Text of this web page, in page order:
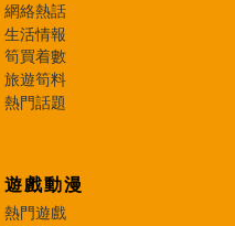
網絡熱話
生活情報
筍買着數
旅遊筍料
熱門話題
遊戲動漫
熱門遊戲